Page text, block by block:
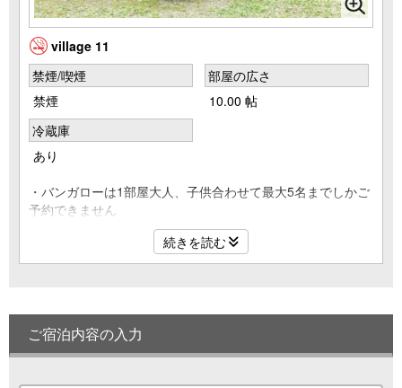
village 11
禁煙/喫煙
禁煙
部屋の広さ
10.00 帖
冷蔵庫
あり
・バンガローは1部屋大人、子供合わせて最大5名までしかご
予約できません
※未就学児、0歳児のお子様も1名に含まれます
※部屋によって泊まれる人数は異なります
※計4部屋（4家族）以上、計16名以上又は大人が7名以上のご
予約があった場合はキャンセルとさせていただきます
※万が一、ご予約名を変えての計4部屋（4家族）以上、計16
続きを読む
ご宿泊内容の入力